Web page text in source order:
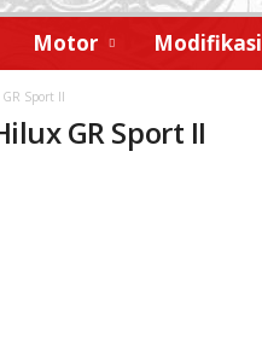
Motor Modifikasi
Sport II
GR Sport II